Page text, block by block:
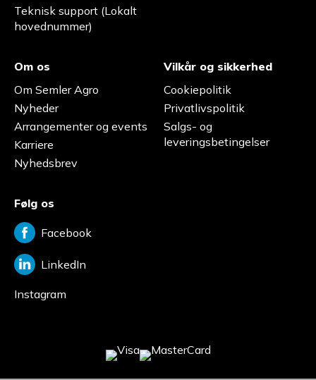
Teknisk support (Lokalt
hovednummer)
Om os
Om Semler Agro
Nyheder
Arrangementer og events
Karriere
Nyhedsbrev
Vilkår og sikkerhed
Cookiepolitik
Privatlivspolitik
Salgs- og
leveringsbetingelser
Følg os
Facebook
LinkedIn
Instagram